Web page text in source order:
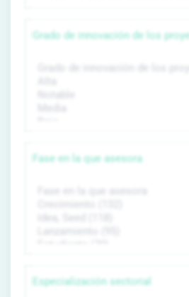
Grado de innovación de los
Fase en la que asesora
Especialización sectorial